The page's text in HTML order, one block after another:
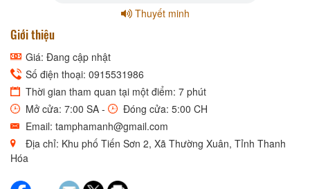
Thuyết minh
Giới thiệu
Giá: Đang cập nhật
Số điện thoại: 0915531986
Thời gian tham quan tại một điểm: 7 phút
Mở cửa: 7:00 SA -
Đóng cửa: 5:00 CH
Email: tamphamanh@gmail.com
Địa chỉ: Khu phố Tiến Sơn 2, Xã Thường Xuân, Tỉnh Thanh
Hóa